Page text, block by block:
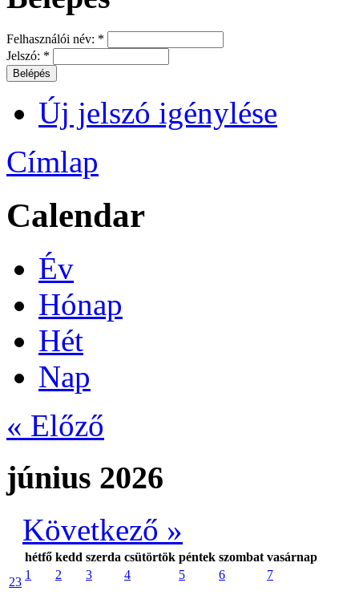
Felhasználói név: *
Jelszó: *
Új jelszó igénylése
Címlap
Calendar
Év
Hónap
Hét
Nap
« Előző
június 2026
Következő »
hétfő kedd szerda csütörtök péntek szombat vasárnap
23
1 2 3 4 5 6 7